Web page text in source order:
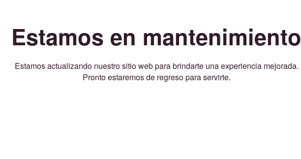
Estamos en mantenimiento
Estamos actualizando nuestro sitio web para brindarte una experiencia mejorada.
Pronto estaremos de regreso para servirte.